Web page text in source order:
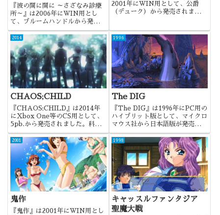
『波の間に間に ～さざなみ診療
所～』は2006年にWIN用とし
て、ブルームハンドルから発売さ
れました。未亡人の裕美子さんが
最高な作品でしたね。
2001年にWIN用として、公爵
（デューク）から発売されまし
2014
CHAOS;CHILD
『CHAOS;CHILD』は2014年
にXbox One等のCS用として、
5pb.から発売されました。科学
アドベンチャーシリーズの第4
弾。シリーズの知名度も上がった
と思うわりには、いまいち本作の
影が薄く感じるのは私だけでしょ
うか。
1996
The DIG
『The DIG』は1996年にPC用の
ハイブリット版として、マイクロ
マウス社から日本語版が発売され
ました。オリジナルは1995年に
LucasArtsが発売したものとな
ります。
2001
鬼作
『鬼作』は2001年にWIN用とし
1998
キャッスルファンタジア
聖魔大戦